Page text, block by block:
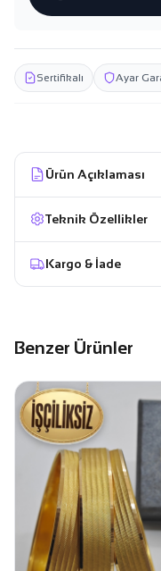
Sertifikalı Ayar
Ürün Açıklaması
Teknik Özellikler
Kargo & İade
Benzer Ürünler